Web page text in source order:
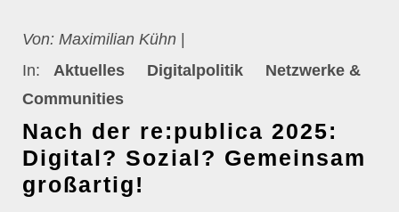
Von: Maximilian Kühn
In:
Aktuelles Digitalpolitik
Netzwerke &
Communities
Nach der re:publica 2025:
Digital? Sozial? Gemeinsam
großartig!